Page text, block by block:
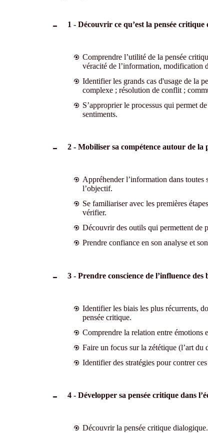
1 - Découvrir ce qu’est la pensée critique
Comprendre l’utilité de la pensée
véracité de l’information,
Identifier les grands cas d'usage de la
complexe ; résolution de conflit ;
S’approprier le processus qui permet
sentiments.
2 - Mobiliser sa compétence autour de la
Appréhender l’information dans
l’objectif.
Se familiariser avec les premières
vérifier.
Découvrir des outils qui permettent de
Prendre confiance en son analyse et
3 - Prendre conscience de l’influence des
Identifier les biais les plus récurrents,
pensée critique.
Comprendre la relation entre émotions
Faire un focus sur la zététique (l’art du
Identifier des stratégies pour contrer
4 - Développer sa pensée critique dans
Découvrir la pensée critique dialogique.